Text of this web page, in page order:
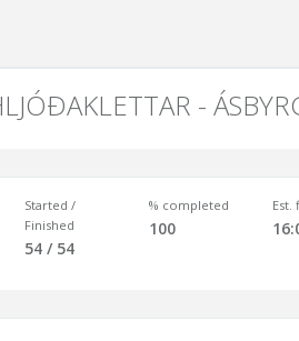
-
Started /
Finished
54 / 54
% completed
100
Est.